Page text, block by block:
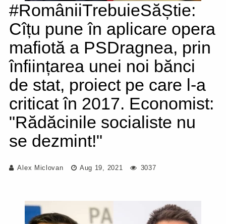
#RomâniiTrebuieSăȘtie:
Cîțu pune în aplicare opera
mafiotă a PSDragnea, prin
înființarea unei noi bănci
de stat, proiect pe care l-a
criticat în 2017. Economist:
"Rădăcinile socialiste nu
se dezmint!"
Alex Miclovan Aug 19, 2021 3037